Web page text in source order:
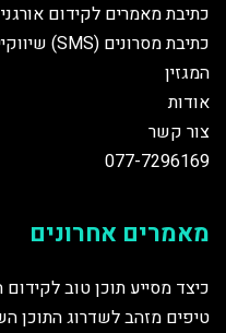
כתיבת מאמרים לקידום אורגני
כתיבת מסרונים (SMS) שיווקיים
המגזין
אודות
צור קשר
077-7296169
מאמרים אחרונים
כיצד מסייע תוכן טוב
טיפים מזהב לשדרוג התוכן